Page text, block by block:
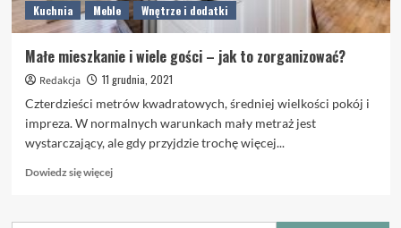
Kuchnia Meble Wnętrze i dodatki
Małe mieszkanie i wiele gości – jak to zorganizować?
Redakcja
11 grudnia, 2021
Czterdzieści metrów kwadratowych, średniej wielkości pokój i
impreza. W normalnych warunkach mały metraż jest
wystarczający, ale gdy przyjdzie trochę więcej...
Dowiedz się więcejDowiedz
o